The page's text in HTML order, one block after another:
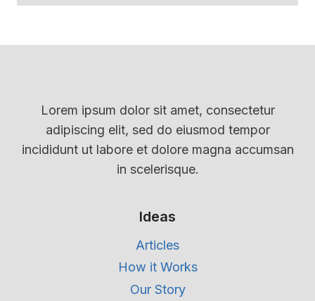
Lorem ipsum dolor sit amet, consectetur
adipiscing elit, sed do eiusmod tempor
incididunt ut labore et dolore magna accumsan
in scelerisque.
Ideas
Articles
How it Works
Our Story